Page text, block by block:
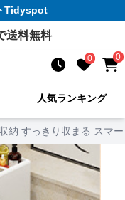
Tidyspot
送料無料
0 0
人気ランキング
納 すっきり収まる スマ